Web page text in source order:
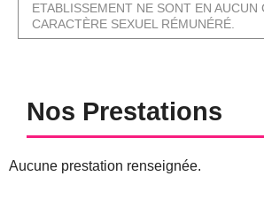
ETABLISSEMENT NE SONT EN AUCUN
CARACTÈRE SEXUEL RÉMUNÉRÉ.
Nos Prestations
Aucune prestation renseignée.